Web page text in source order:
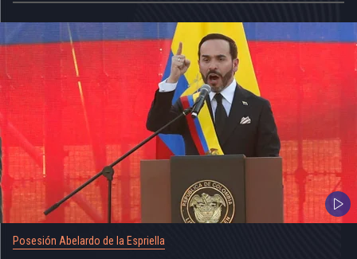
Posesión Abelardo de la Espriella